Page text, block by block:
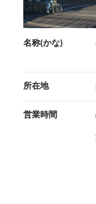
名称(かな)
所在地
営業時間